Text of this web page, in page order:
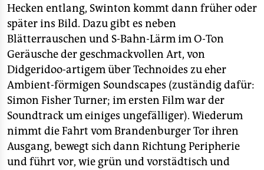
Hecken entlang, Swinton kommt dann früher oder
später ins Bild. Dazu gibt es neben
Blätterrauschen und S-Bahn-Lärm im O-Ton
Geräusche der geschmackvollen Art, von
Didgeridoo-artigem über Technoides zu eher
Ambient-förmigen Soundscapes (zuständig dafür:
Simon Fisher Turner; im ersten Film war der
Soundtrack um einiges ungefälliger). Wiederum
nimmt die Fahrt vom Brandenburger Tor ihren
Ausgang, bewegt sich dann Richtung Peripherie
und führt vor, wie grün und vorstädtisch und